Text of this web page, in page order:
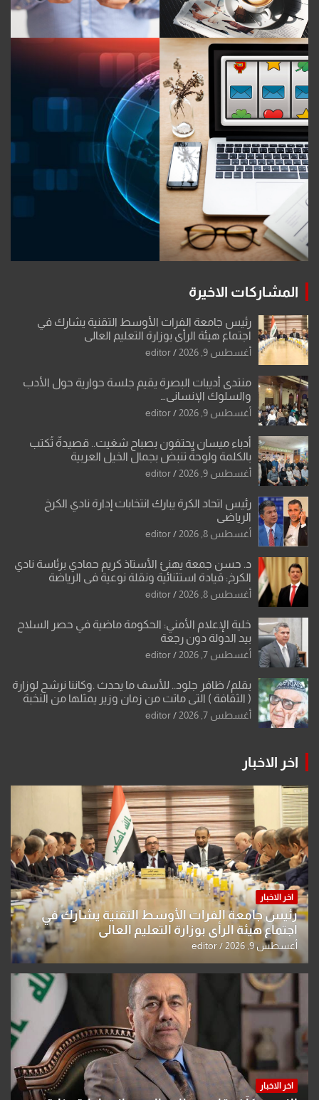
المشاركات الاخيرة
رئيس جامعة الفرات الأوسط التقنية يشارك في
اجتماع هيئة الرأي بوزارة التعليم العالي
أغسطس 9, 2026 editor
منتدى أديبات البصرة يقيم جلسة حوارية حول الأدب
والسلوك الإنساني…
أغسطس 9, 2026 editor
أدباء ميسان يحتفون بصباح شغيت.. قصيدةٌ تُكتب
بالكلمة ولوحةٌ تنبض بجمال الخيل العربية
أغسطس 9, 2026 editor
رئيس اتحاد الكرة يبارك انتخابات إدارة نادي الكرخ
الرياضي
أغسطس 8, 2026 editor
د. حسن جمعة يهنئ الأستاذ كريم حمادي برئاسة نادي
الكرخ: قيادة استثنائية ونقلة نوعية في الرياضة
العراقية
أغسطس 8, 2026 editor
خلية الإعلام الأمني: الحكومة ماضية في حصر السلاح
بيد الدولة دون رجعة
أغسطس 7, 2026 editor
بقلم/ ظافر جلود.. للأسف ما يحدث .وكاننا نرشح لوزارة
( الثقافة ) التي ماتت من زمان وزير يمثلها من النخبة
والإرث العظيم للثقافة العراقية..
أغسطس 7, 2026 editor
اخر الاخبار
اخر الاخبار
رئيس جامعة الفرات الأوسط التقنية يشارك في
اجتماع هيئة الرأي بوزارة التعليم العالي
أغسطس 9, 2026 editor
اخر الاخبار